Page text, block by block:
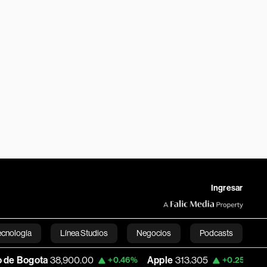
Ingresar
Línea Studios Negocios Podcasts
English+0.46% Apple 313.305 +0.25% USD COP